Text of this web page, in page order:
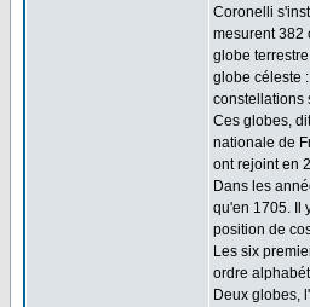
Coronelli
mesurent 382
globe
globe céleste
constellations
Ces globes,
nationale de
ont rejoint en
Dans les
qu'en 1705. Il
position de
Les six
ordre
Deux globes,